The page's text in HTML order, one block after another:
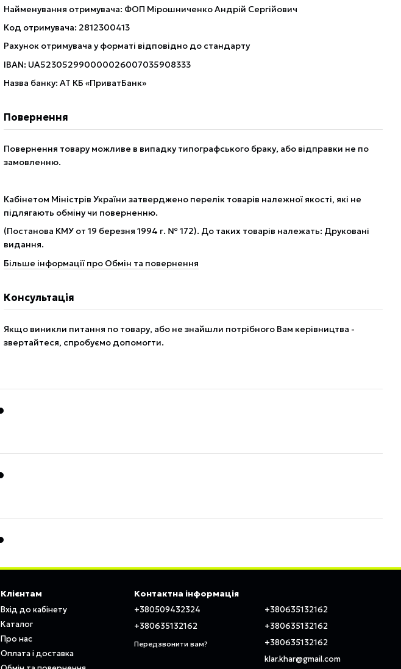
Найменування отримувача: ФОП Мірошниченко Андрій Сергійович
Код отримувача: 2812300413
Рахунок отримувача у форматі відповідно до стандарту
IBAN: UA523052990000026007035908333
Назва банку: АТ КБ «ПриватБанк»
Повернення
Повернення товару можливе в випадку типографського браку, або відправки не по
замовленню.
Кабінетом Міністрів України затверджено перелік товарів належної якості, які не
підлягають обміну чи поверненню.
(Постанова КМУ от 19 березня 1994 г. № 172). До таких товарів належать: Друковані
видання.
Більше інформації про Обмін та повернення
Консультація
Якщо виникли питання по товару, або не знайшли потрібного Вам керівництва -
звертайтеся, спробуємо допомогти.
Клієнтам
Вхід до кабінету
Каталог
Про нас
Оплата і доставка
Контактна інформація
+380509432324
+380635132162
Передзвонити вам?
+380635132162
+380635132162
+380635132162
klar.khar@gmail.com